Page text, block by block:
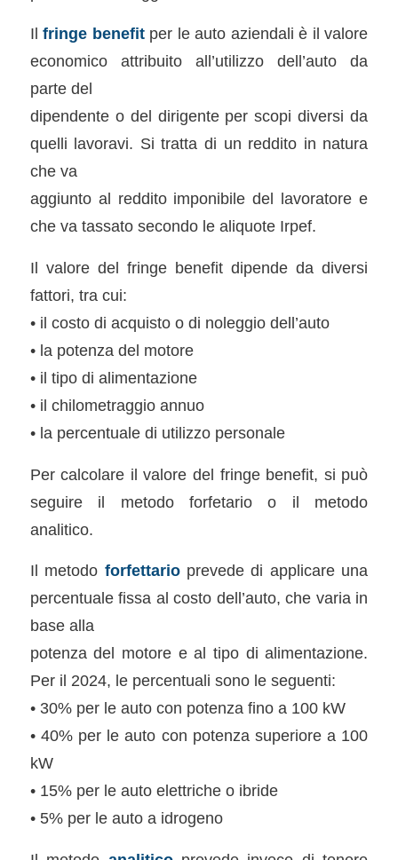
Ilfringe benefitper le auto aziendali è il valore
economico attribuito all’utilizzo dell’auto da
parte del
dipendente o del dirigente per scopi diversi da
quelli lavoravi. Si tratta di un reddito in natura
che va
aggiunto al reddito imponibile del lavoratore e
che va tassato secondo le aliquote Irpef.
Il valore del fringe benefit dipende da diversi
fattori, tra cui:
• il costo di acquisto o di noleggio dell’auto
• la potenza del motore
• il tipo di alimentazione
• il chilometraggio annuo
• la percentuale di utilizzo personale
Per calcolare il valore del fringe benefit, si può
seguire il metodo forfetario o il metodo
analitico.
Il metodo forfettarioprevede di applicare una
percentuale fissa al costo dell’auto, che varia in
base alla
potenza del motore e al tipo di alimentazione.
Per il 2024, le percentuali sono le seguenti:
• 30% per le auto con potenza fino a 100 kW
• 40% per le auto con potenza superiore a 100
kW
• 15% per le auto elettriche o ibride
• 5% per le auto a idrogeno